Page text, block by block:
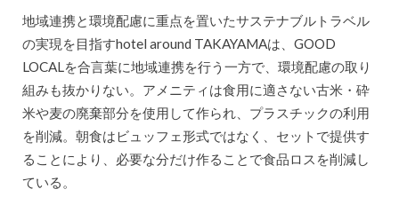
地域連携と環境配慮に重点を置いたサステナブルトラベル
の実現を目指すhotel around TAKAYAMAは、GOOD
LOCALを合言葉に地域連携を行う一方で、環境配慮の取り
組みも抜かりない。アメニティは食用に適さない古米・砕
米や麦の廃棄部分を使用して作られ、プラスチックの利用
を削減。朝食はビュッフェ形式ではなく、セットで提供す
ることにより、必要な分だけ作ることで食品ロスを削減し
ている。